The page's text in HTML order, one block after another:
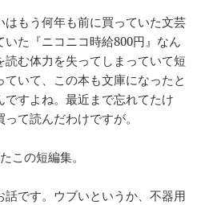
はもう何年も前に買っていた文芸
た『ニコニコ時給800円』なん
読む体力を失ってしまっていて短
いて、この本も文庫になったと
ですよね。最近まで忘れてたけ
て読んだわけですが。
この短編集。
話です。ウブいというか、不器用